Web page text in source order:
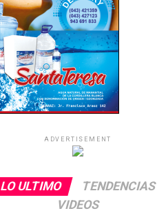
ADVERTISEMENT
LO ULTIMO
TENDENCIAS
VIDEOS